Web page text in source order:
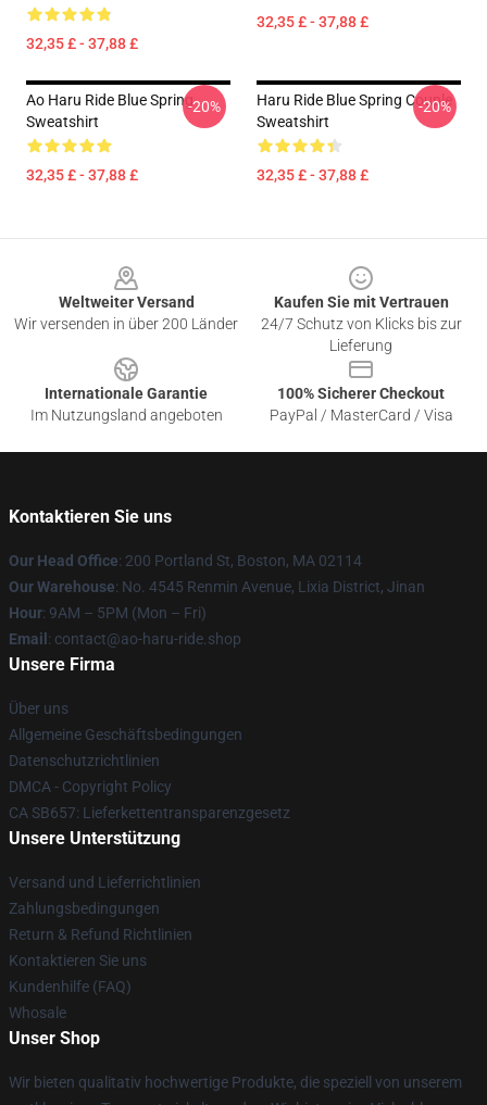
32,35 £ - 37,88 £
32,35 £ - 37,88 £
Ao Haru Ride Blue Spring
Sweatshirt
32,35 £ - 37,88 £
-20%
Haru Ride Blue Spring Couple
Sweatshirt
32,35 £ - 37,88 £
-20%
Weltweiter Versand
Wir versenden in über 200 Länder
Kaufen Sie mit Vertrauen
24/7 Schutz von Klicks bis zur
Lieferung
Internationale Garantie
Im Nutzungsland angeboten
100% Sicherer Checkout
PayPal / MasterCard / Visa
Kontaktieren Sie uns
Our Head Office: 200 Portland St, Boston, MA 02114
Our Warehouse: No. 4545 Renmin Avenue, Lixia District, Jinan
Hour: 9AM – 5PM (Mon – Fri)
Email : contact@ao-haru-ride.shop
Unsere Firma
Über uns
Allgemeine Geschäftsbedingungen
Datenschutzrichtlinien
DMCA - Copyright Policy
CA SB657: Lieferkettentransparenzgesetz
Unsere Unterstützung
Versand und Lieferrichtlinien
Zahlungsbedingungen
Return & Refund Richtlinien
Kontaktieren Sie uns
Kundenhilfe (FAQ)
Whosale
Unser Shop
Wir bieten qualitativ hochwertige Produkte, die speziell von unserem